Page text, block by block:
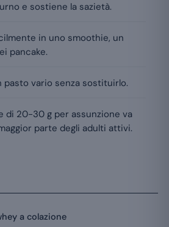
e sostiene la sazietà.
in uno smoothie, un
pancake.
pasto vario senza sostituirlo.
di 20-30 g per assunzione va
parte degli adulti attivi.
a colazione